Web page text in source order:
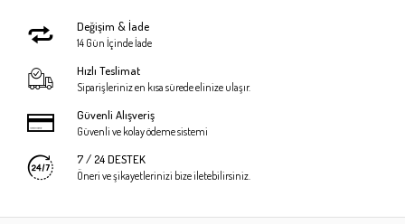
Değişim & İade
14 Gün İçinde İade
Hızlı Teslimat
Siparişleriniz en kısa sürede elinize ulaşır.
Güvenli Alışveriş
Güvenli ve kolay ödeme sistemi
7 / 24 DESTEK
Öneri ve şikayetlerinizi bize iletebilirsiniz.